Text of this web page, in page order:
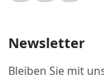
Newsletter
Bleiben Sie mit